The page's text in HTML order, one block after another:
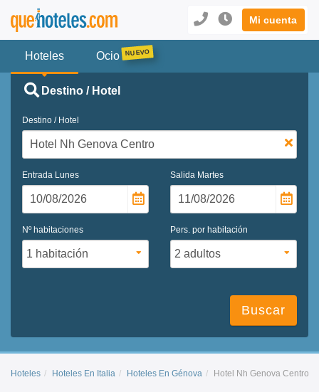
Mi cuenta
Hoteles Ocio
Destino / Hotel
Destino / Hotel
Entrada Lunes Salida Martes
Nº habitaciones Pers. por habitación
Buscar
Hoteles Hoteles En Italia Hoteles En Génova Hotel Nh Genova Centro